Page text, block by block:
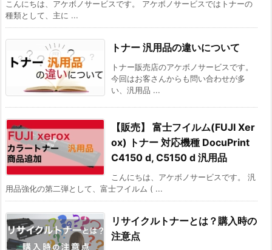
こんにちは、アケボノサービスです。 アケボノサービスではトナーの
種類として、主に ...
トナー 汎用品の違いについて
トナー販売店のアケボノサービスです。
今回はお客さんからも問い合わせが多
い、汎用品 ...
【販売】 富士フイルム(FUJI Xer
ox) トナー 対応機種 DocuPrint
C4150 d, C5150 d 汎用品
こんにちは、アケボノサービスです。 汎
用品強化の第二弾として、富士フイルム ( ...
リサイクルトナーとは？購入時の
注意点